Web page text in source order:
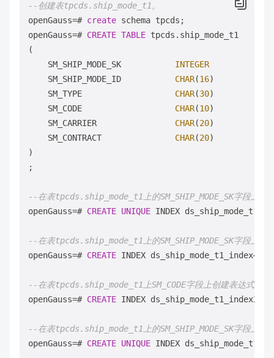
--创建表tpcds.ship_mode_t1。
openGauss=# create schema tpcds;
openGauss=# CREATE TABLE tpcds.ship_mode_t1
(
    SM_SHIP_MODE_SK
INTEGER
    SM_SHIP_MODE_ID
CHAR(16
    SM_TYPE
CHAR(30)
    SM_CODE
CHAR(10)
    SM_CARRIER
CHAR(20)
    SM_CONTRACT
CHAR(20)
)
;
--在表tpcds.ship_mode_t1上的SM_SHIP_MODE_SK字段上创
openGauss=# CREATE UNIQUE INDEX
--在表tpcds.ship_mode_t1上的SM_SHIP_MODE_SK字段上
openGauss=# CREATE INDEX ds_ship_mode_t1_index4
--在表tpcds.ship_mode_t1上SM_CODE字段上创建表达式索引
openGauss=# CREATE INDEX ds_ship_mode_t1_index2
--在表tpcds.ship_mode_t1上的SM_SHIP_MODE_SK字段上创
openGauss=# CREATE UNIQUE INDEX